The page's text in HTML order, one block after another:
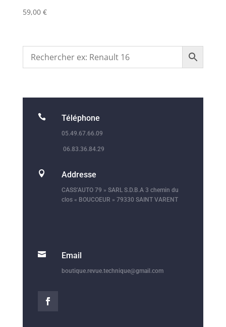
59,00 €
 Téléphone
05.49.67.66.09
06.83.36.84.29
 Addresse
CASS’AUTO 79 » SARL S.D.B.A 3 chemin du
clos « BOUCOEUR » 79330 SAINT VARENT
 Email
boutique.revue.technique@gmail.com